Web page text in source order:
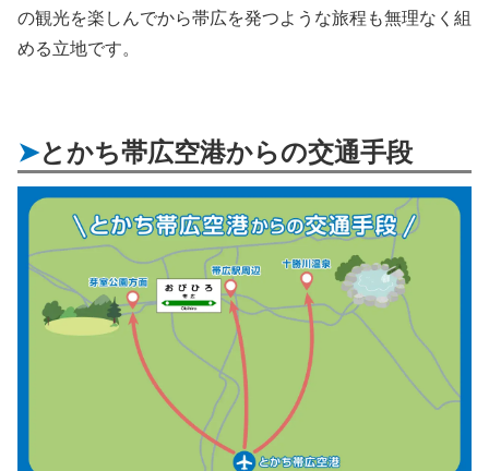
の観光を楽しんでから帯広を発つような旅程も無理なく組
める立地です。
とかち帯広空港からの交通手段